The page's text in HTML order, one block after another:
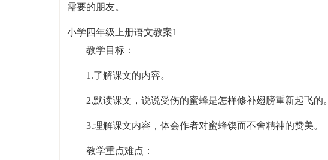
需要的朋友。
小学四年级上册语文教案1
教学目标：
1.了解课文的内容。
2.默读课文，说说受伤的蜜蜂是怎样修补翅膀重新起飞的。
3.理解课文内容，体会作者对蜜蜂锲而不舍精神的赞美。
教学重点难点：